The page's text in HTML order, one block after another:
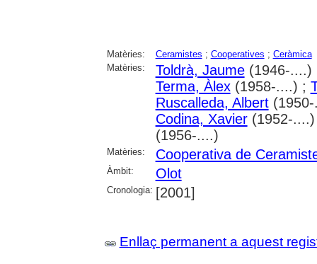
Matèries: Ceramistes ; Cooperatives ; Ceràmica
Matèries:
Toldrà, Jaume(1946-
Terma, Àlex(1958-....) ;
Ruscalleda, Albert
Codina, Xavier(1952-
(1956-....)
Matèries: Cooperativa de
Àmbit: Olot
Cronologia: [2001]
Enllaç permanent a aquest